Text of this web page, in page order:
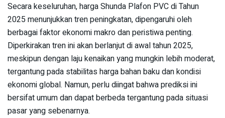
Secara keseluruhan, harga Shunda Plafon PVC di Tahun
2025 menunjukkan tren peningkatan, dipengaruhi oleh
berbagai faktor ekonomi makro dan peristiwa penting.
Diperkirakan tren ini akan berlanjut di awal tahun 2025,
meskipun dengan laju kenaikan yang mungkin lebih moderat,
tergantung pada stabilitas harga bahan baku dan kondisi
ekonomi global. Namun, perlu diingat bahwa prediksi ini
bersifat umum dan dapat berbeda tergantung pada situasi
pasar yang sebenarnya.